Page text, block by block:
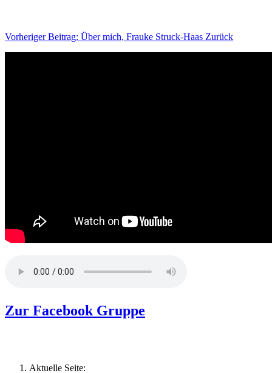
Vorheriger Beitrag: Über mich, Frauke Struck-Haas Zurück
Zur Facebook Gruppe
Aktuelle Seite: